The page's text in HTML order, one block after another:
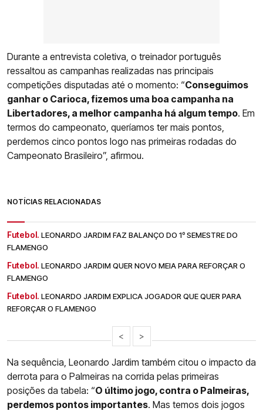
Durante a entrevista coletiva, o treinador português
ressaltou as campanhas realizadas nas principais
competições disputadas até o momento: “Conseguimos
ganhar o Carioca, fizemos uma boa campanha na
Libertadores, a melhor campanha há algum tempo. Em
termos do campeonato, queríamos ter mais pontos,
perdemos cinco pontos logo nas primeiras rodadas do
Campeonato Brasileiro”, afirmou.
NOTÍCIAS RELACIONADAS
Futebol. LEONARDO JARDIM FAZ BALANÇO DO 1º SEMESTRE DO
FLAMENGO
Futebol. LEONARDO JARDIM QUER NOVO MEIA PARA REFORÇAR O
FLAMENGO
Futebol. LEONARDO JARDIM EXPLICA JOGADOR QUE QUER PARA
REFORÇAR O FLAMENGO
< >
Na sequência, Leonardo Jardim também citou o impacto da
derrota para o Palmeiras na corrida pelas primeiras
posições da tabela: “O último jogo, contra o Palmeiras,
perdemos pontos importantes. Mas temos dois jogos